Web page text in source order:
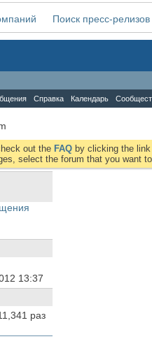
Поиск пресс-релизов
Справка Календарь
out the FAQ by clicking the
select the forum that you want
13:37
раз